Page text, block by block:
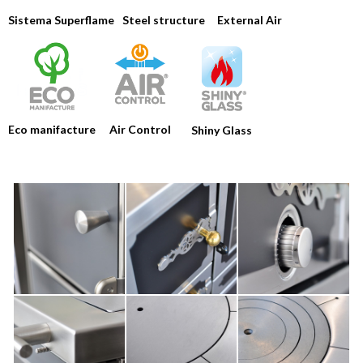
Sistema Superflame Steel structure External Air
Eco manifacture Air Control Shiny Glass